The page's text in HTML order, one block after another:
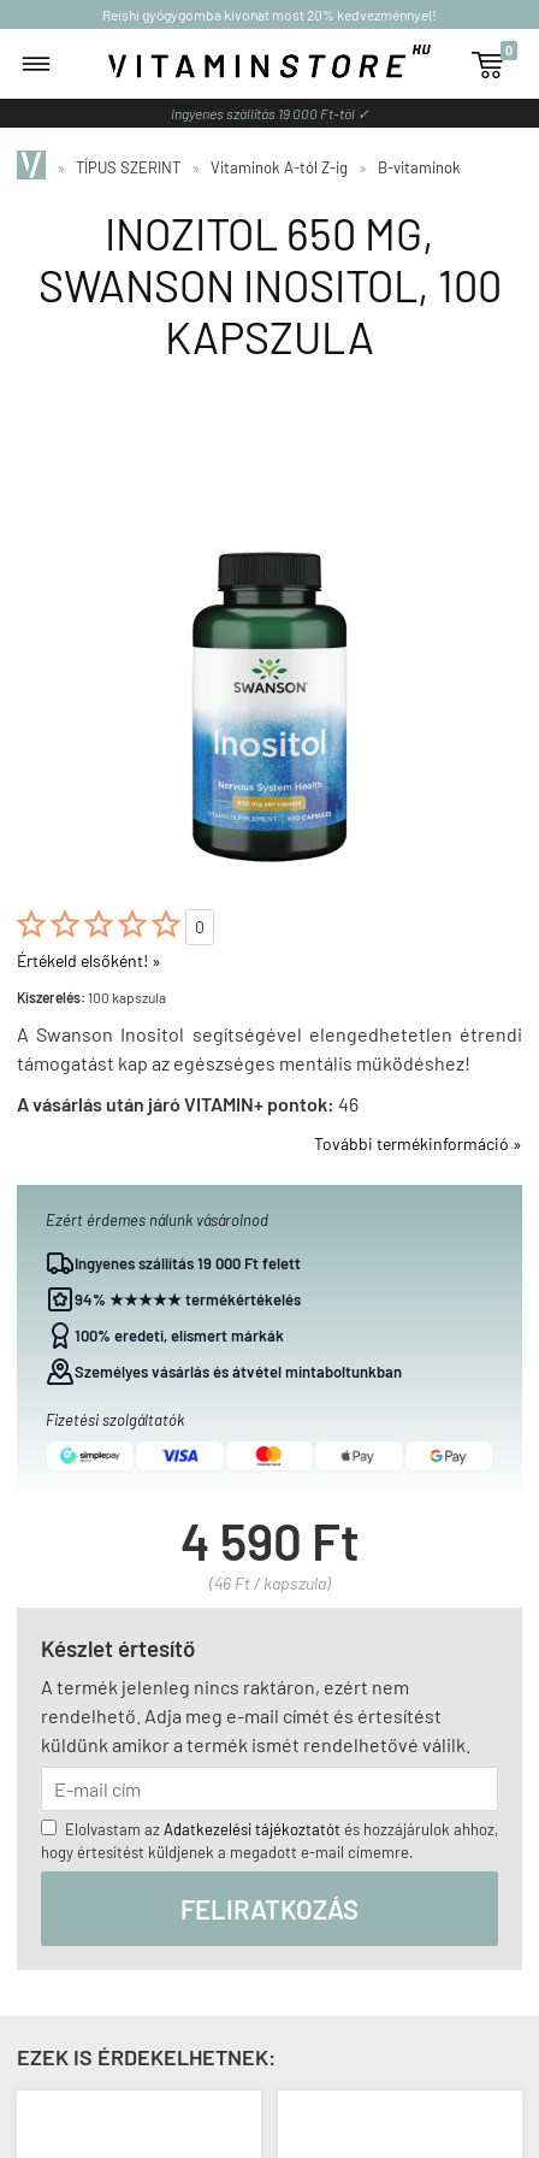
Reishi gyógygomba kivonat most 20% kedvezménnyel!

0
Ingyenes szállítás 19 000 Ft-tól ✓
» TÍPUS SZERINT » Vitaminok A-tól Z-ig » B-vitaminok
INOZITOL 650 MG,
SWANSON INOSITOL, 100
KAPSZULA

0
Értékeld elsőként! »
Kiszerelés: 100 kapszula
A Swanson Inositol segítségével elengedhetetlen étrendi
támogatást kap az egészséges mentális működéshez!
A vásárlás után járó VITAMIN+ pontok: 46
További termékinformáció »
Ezért érdemes nálunk vásárolnod
Ingyenes szállítás 19 000 Ft felett
94% ★★★★★ termékértékelés
100% eredeti, elismert márkák
Személyes vásárlás és átvétel mintaboltunkban
Fizetési szolgáltatók
4 590 Ft
(46 Ft / kapszula)
Készlet értesítő
A termék jelenleg nincs raktáron, ezért nem
rendelhető. Adja meg e-mail címét és értesítést
küldünk amikor a termék ismét rendelhetővé válilk.
Elolvastam azAdatkezelési tájékoztatót és hozzájárulok ahhoz,
hogy értesítést küldjenek a megadott e-mail címemre.
FELIRATKOZÁS
EZEK IS ÉRDEKELHETNEK: